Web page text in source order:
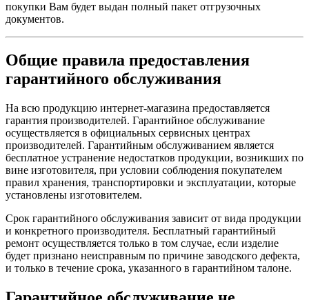
покупки Вам будет выдан полный пакет отгрузочных
документов.
Общие правила предоставления
гарантийного обслуживания
На всю продукцию интернет-магазина предоставляется
гарантия производителей. Гарантийное обслуживание
осуществляется в официальных сервисных центрах
производителей. Гарантийным обслуживанием является
бесплатное устранение недостатков продукции, возникших по
вине изготовителя, при условии соблюдения покупателем
правил хранения, транспортировки и эксплуатации, которые
установлены изготовителем.
Срок гарантийного обслуживания зависит от вида продукции
и конкретного производителя. Бесплатный гарантийный
ремонт осуществляется только в том случае, если изделие
будет признано неисправным по причине заводского дефекта,
и только в течение срока, указанного в гарантийном талоне.